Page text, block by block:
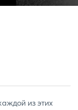
из этих